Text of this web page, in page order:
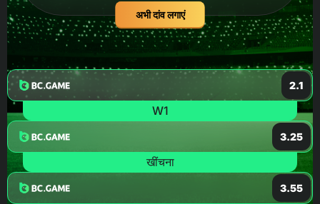
अभी दांव लगाएं
2.1
W1
3.25
खींचना
3.55